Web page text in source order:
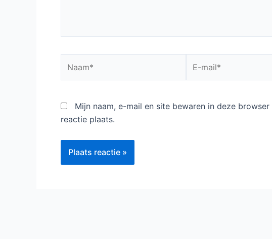
mail*
Mijn naam, e-mail en site bewaren in deze
reactie plaats.